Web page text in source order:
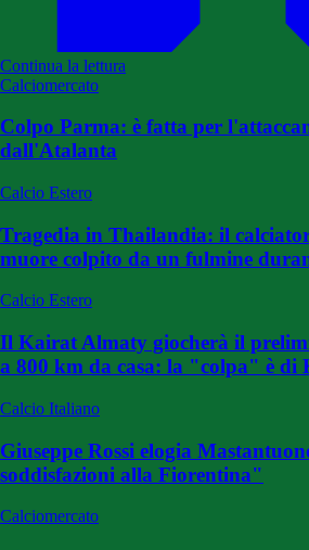
Continua la lettura
Calciomercato
Colpo Parma: è fatta per
dall'Atalanta
Calcio Estero
Tragedia in Thailandia: il
muore colpito da un fulmine
Calcio Estero
Il Kairat Almaty giocherà il
a 800 km da casa: la "colpa" è di
Calcio Italiano
Giuseppe Rossi elogia
soddisfazioni alla Fiorentina"
Calciomercato